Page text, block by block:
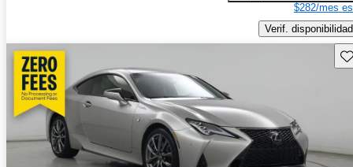
$282/mes
Verif. disponibilidad